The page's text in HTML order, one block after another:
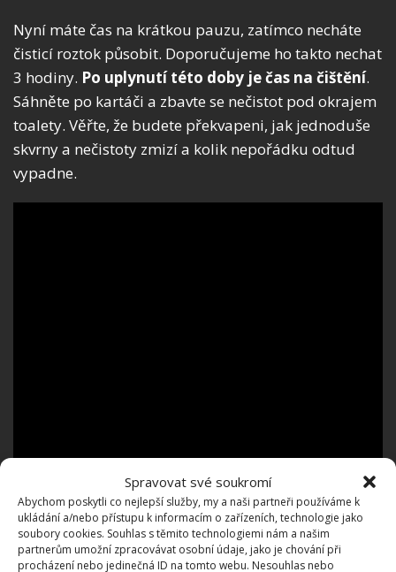
Spravovat své soukromí
Abychom poskytli co nejlepší služby, my a naši partneři používáme k
ukládání a/nebo přístupu k informacím o zařízeních, technologie jako
soubory cookies. Souhlas s těmito technologiemi nám a našim
partnerům umožní zpracovávat osobní údaje, jako je chování při
procházení nebo jedinečná ID na tomto webu. Nesouhlas nebo
Nyní máte čas na krátkou pauzu, zatímco necháte
čisticí roztok působit. Doporučujeme ho takto nechat
3 hodiny. Po uplynutí této doby je čas na čištění.
Sáhněte po kartáči a zbavte se nečistot pod okrajem
toalety. Věřte, že budete překvapeni, jak jednoduše
skvrny a nečistoty zmizí a kolik nepořádku odtud
vypadne.